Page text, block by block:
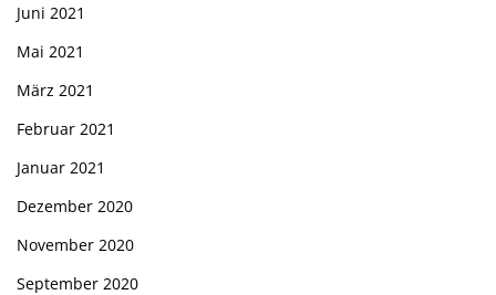
Juni 2021
Mai 2021
März 2021
Februar 2021
Januar 2021
Dezember 2020
November 2020
September 2020